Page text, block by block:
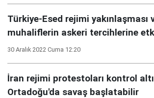
Türkiye-Esed rejimi yakınlaşması
muhaliflerin askeri tercihlerine
30 Aralık 2022 Cuma 12:20
İran rejimi protestoları kontrol
Ortadoğu'da savaş başlatabilir